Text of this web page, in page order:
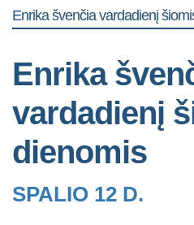
Enrika švenčia vardadienį
Enrika
vardadienį
dienomis
SPALIO 12 D.